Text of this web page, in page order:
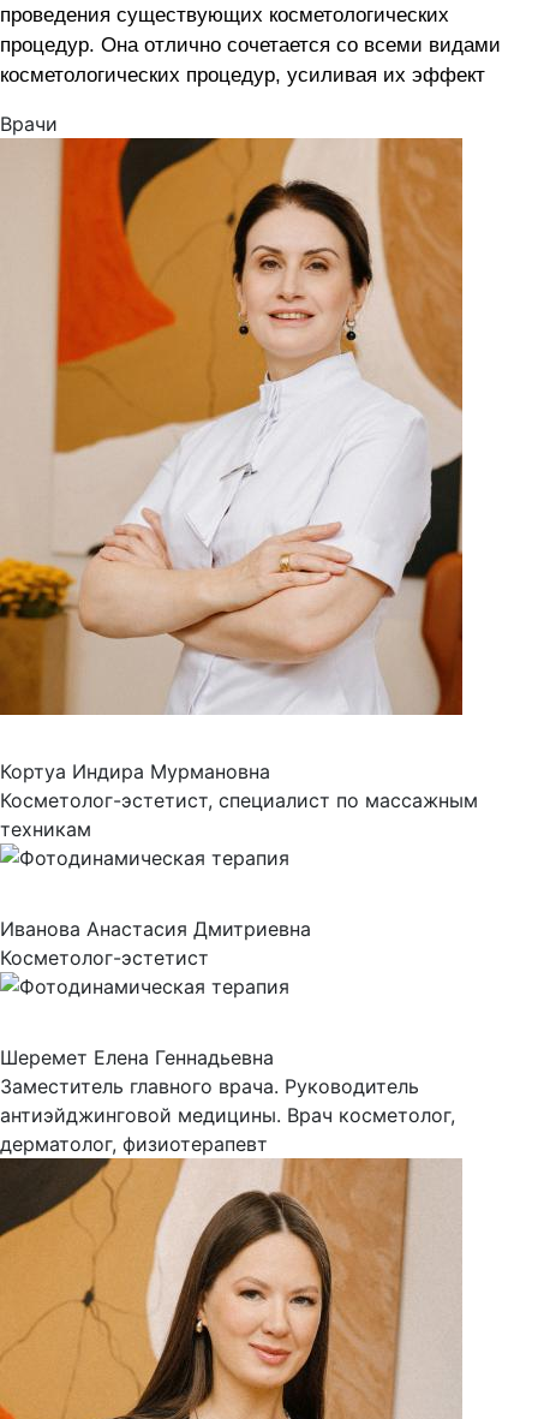
проведения существующих косметологических
процедур. Она отлично сочетается со всеми видами
косметологических процедур, усиливая их эффект
Врачи
Кортуа Индира Мурмановна
Косметолог-эстетист, специалист по массажным
техникам
Иванова Анастасия Дмитриевна
Косметолог-эстетист
Шеремет Елена Геннадьевна
Заместитель главного врача. Руководитель
антиэйджинговой медицины. Врач косметолог,
дерматолог, физиотерапевт